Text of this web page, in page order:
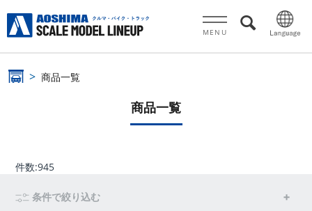
MENU
商品一覧
商品一覧
件数:945
条件で絞り込む